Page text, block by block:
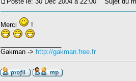
Merci !
Gakman -> http://gakman.free.fr